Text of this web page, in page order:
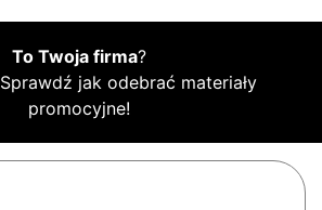
To Twoja firma?
Sprawdź jak odebrać materiały
promocyjne!